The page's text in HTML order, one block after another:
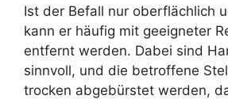
Ist der Befall nur oberflächlich
kann er häufig mit geeigneter
entfernt werden. Dabei sind
sinnvoll, und die betroffene
trocken abgebürstet werden,